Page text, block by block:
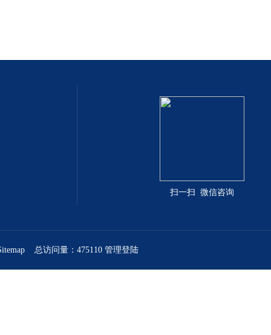
扫一扫 微信咨询
总访问量：475110 管理登陆